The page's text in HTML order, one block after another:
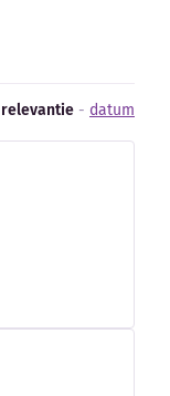
relevantie - datum